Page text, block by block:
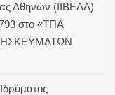
Αθηνών (ΙΙΒΕΑΑ)
στο «ΤΠΑ